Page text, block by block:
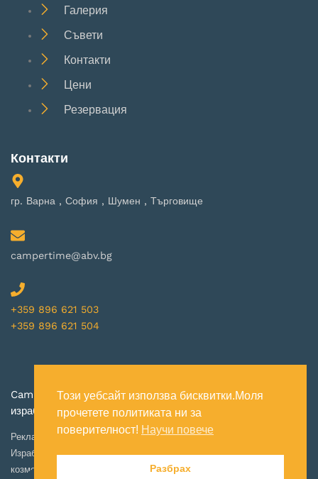
Галерия
Съвети
Контакти
Цени
Резервация
Контакти
гр. Варна , София , Шумен , Търговище
campertime@abv.bg
+359 896 621 503
+359 896 621 504
Campertime-bg всички права запазени © 2025. Дизайн и
изработка Webmasters
Рекламна агенция | Рекламни материали|Нощувки Созопол
Изработка на плакети|Подпорна стена от габиони|Натурална
козметика
Интериорен дизайнер София
Този уебсайт използва бисквитки.Моля
прочетете политиката ни за
поверителност! Научи повече
Разбрах